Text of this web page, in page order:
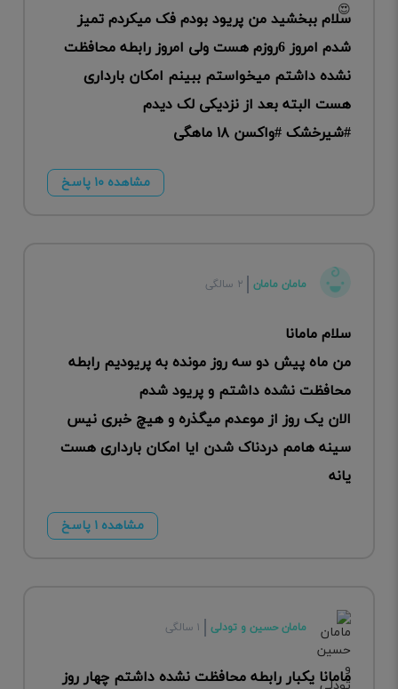
سلام ببخشید من پریود بودم فک میکردم تمیز
شدم امروز 6روزم هست ولی امروز رابطه محافظت
نشده داشتم میخواستم ببینم امکان بارداری
هست البته بعد از نزدیکی لک دیدم
#شیرخشک #واکسن ۱۸ ماهگی
مشاهده ۱۰ پاسخ
مامان مامان ۲ سالگی
سلام مامانا
من ماه پیش دو سه روز مونده به پریودیم رابطه
محافظت نشده داشتم و پریود شدم
الان یک روز از موعدم میگذره و هیچ خبری نیس
سینه هامم دردناک شدن ایا امکان بارداری هست
یانه
مشاهده ۱ پاسخ
مامان حسین و تودلی ۱ سالگی
مامانا یکبار رابطه محافظت نشده داشتم چهار روز